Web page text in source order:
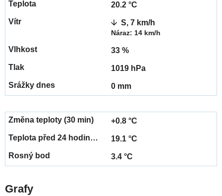
20.2 °C
S, 7 km/h
Náraz: 14 km/h
33 %
1019 hPa
0 mm
+0.8 °C
19.1 °C
3.4 °C
Grafy